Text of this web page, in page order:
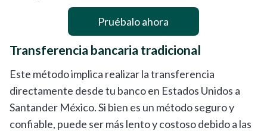
Pruébalo ahora
Transferencia bancaria tradicional
Este método implica realizar la transferencia
directamente desde tu banco en Estados Unidos a
Santander México. Si bien es un método seguro y
confiable, puede ser más lento y costoso debido a las